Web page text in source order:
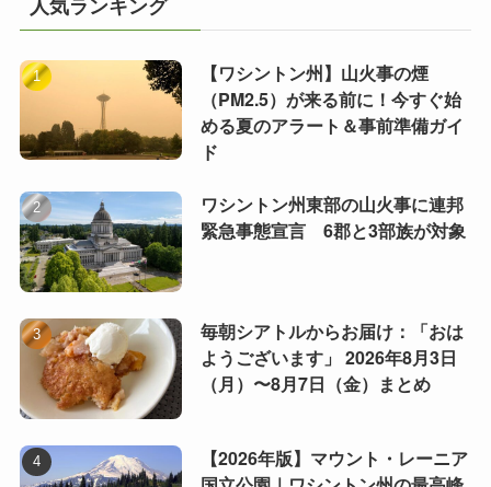
【ワシントン州】山火事の煙
（PM2.5）が来る前に！今すぐ始
める夏のアラート＆事前準備ガイ
ド
ワシントン州東部の山火事に連邦
緊急事態宣言 6郡と3部族が対象
毎朝シアトルからお届け：「おは
ようございます」 2026年8月3日
（月）〜8月7日（金）まとめ
【2026年版】マウント・レーニア